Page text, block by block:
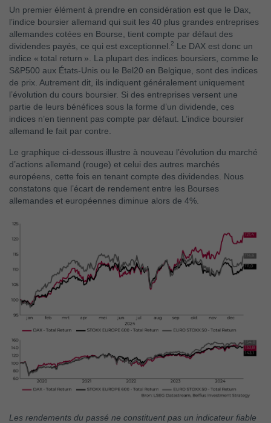
Un premier élément à prendre en considération est que le Dax,
l’indice boursier allemand qui suit les 40 plus grandes entreprises
allemandes cotées en Bourse, tient compte par défaut des
dividendes payés, ce qui est exceptionnel.2 Le DAX est donc un
indice « total return ». La plupart des indices boursiers, comme le
S&P500 aux États-Unis ou le Bel20 en Belgique, sont des indices
de prix. Autrement dit, ils indiquent généralement uniquement
l’évolution du cours boursier. Si des entreprises versent une
partie de leurs bénéfices sous la forme d’un dividende, ces
indices n’en tiennent pas compte par défaut. L’indice boursier
allemand le fait par contre.
Le graphique ci-dessous illustre à nouveau l’évolution du marché
d’actions allemand (rouge) et celui des autres marchés
européens, cette fois en tenant compte des dividendes. Nous
constatons que l’écart de rendement entre les Bourses
allemandes et européennes diminue alors de 4%.
Les rendements du passé ne constituent pas un indicateur fiable